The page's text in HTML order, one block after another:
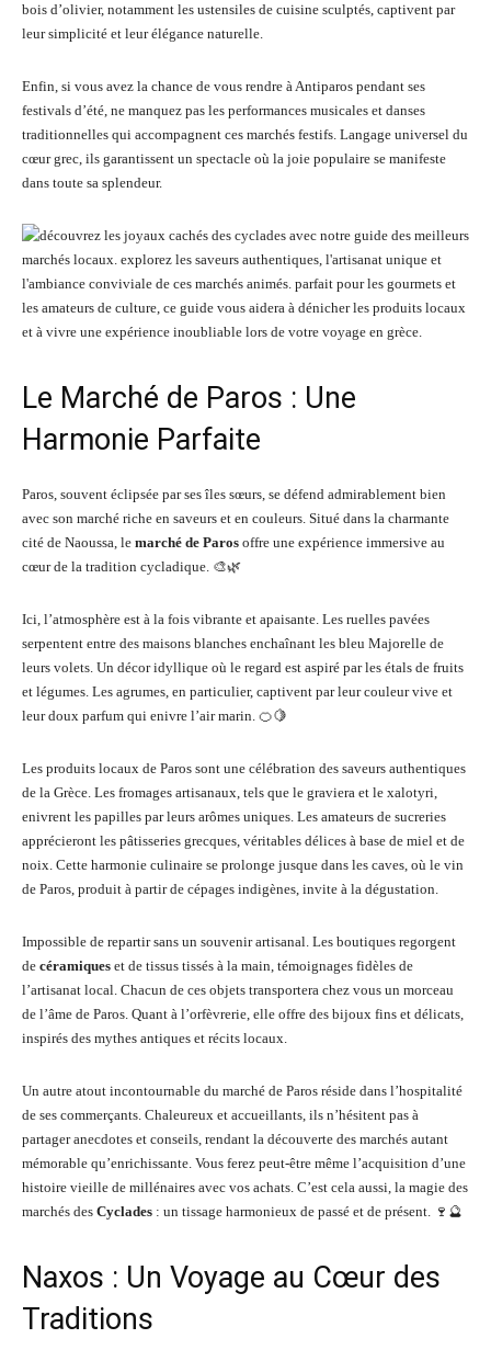
bois d’olivier, notamment les ustensiles de cuisine sculptés, captivent par
leur simplicité et leur élégance naturelle.
Enfin, si vous avez la chance de vous rendre à Antiparos pendant ses
festivals d’été, ne manquez pas les performances musicales et danses
traditionnelles qui accompagnent ces marchés festifs. Langage universel du
cœur grec, ils garantissent un spectacle où la joie populaire se manifeste
dans toute sa splendeur.
Le Marché de Paros : Une
Harmonie Parfaite
Paros, souvent éclipsée par ses îles sœurs, se défend admirablement bien
avec son marché riche en saveurs et en couleurs. Situé dans la charmante
cité de Naoussa, le marché de Paros offre une expérience immersive au
cœur de la tradition cycladique. 🎨🌿
Ici, l’atmosphère est à la fois vibrante et apaisante. Les ruelles pavées
serpentent entre des maisons blanches enchaînant les bleu Majorelle de
leurs volets. Un décor idyllique où le regard est aspiré par les étals de fruits
et légumes. Les agrumes, en particulier, captivent par leur couleur vive et
leur doux parfum qui enivre l’air marin. 🍊🍋
Les produits locaux de Paros sont une célébration des saveurs authentiques
de la Grèce. Les fromages artisanaux, tels que le graviera et le xalotyri,
enivrent les papilles par leurs arômes uniques. Les amateurs de sucreries
apprécieront les pâtisseries grecques, véritables délices à base de miel et de
noix. Cette harmonie culinaire se prolonge jusque dans les caves, où le vin
de Paros, produit à partir de cépages indigènes, invite à la dégustation.
Impossible de repartir sans un souvenir artisanal. Les boutiques regorgent
de céramiques et de tissus tissés à la main, témoignages fidèles de
l’artisanat local. Chacun de ces objets transportera chez vous un morceau
de l’âme de Paros. Quant à l’orfèvrerie, elle offre des bijoux fins et délicats,
inspirés des mythes antiques et récits locaux.
Un autre atout incontournable du marché de Paros réside dans l’hospitalité
de ses commerçants. Chaleureux et accueillants, ils n’hésitent pas à
partager anecdotes et conseils, rendant la découverte des marchés autant
mémorable qu’enrichissante. Vous ferez peut-être même l’acquisition d’une
histoire vieille de millénaires avec vos achats. C’est cela aussi, la magie des
marchés des Cyclades : un tissage harmonieux de passé et de présent. 🍷🔮
Naxos : Un Voyage au Cœur des
Traditions